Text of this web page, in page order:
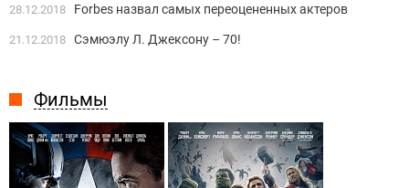
Фильмы
28.12.2018 Forbes назвал самых переоцененных актеров
21.12.2018 Сэмюэлу Л. Джексону – 70!